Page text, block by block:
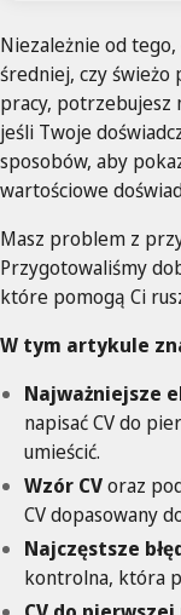
Niezależnie od
średniej, czy świeżo
pracy, potrzebujesz
jeśli Twoje
sposobów, aby
wartościowe
Masz problem z
Przygotowaliśmy
które pomogą Ci
W tym artykule
Najważniejsze
napisać CV do
umieścić.
Wzór CVoraz
CV dopasowany
Najczęstsze
kontrolna, która